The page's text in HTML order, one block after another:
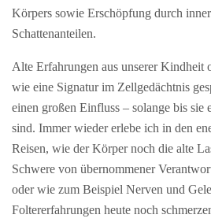
Körpers sowie Erschöpfung durch
Schattenanteilen.
Alte Erfahrungen aus unserer Kindheit
wie eine Signatur im Zellgedächtnis
einen großen Einfluss – solange bis sie
sind. Immer wieder erlebe ich in den
Reisen, wie der Körper noch die alte
Schwere von übernommener
oder wie zum Beispiel Nerven und
Foltererfahrungen heute noch